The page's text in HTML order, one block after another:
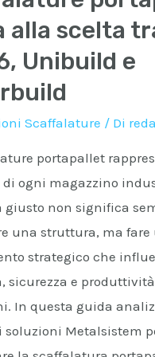
alla scelta
Unibuild e
Scaffalature / Di
portapallet
di ogni magazzino
giusto non significa
una struttura, ma fare
strategico che
sicurezza e
In questa guida
Metalsistem